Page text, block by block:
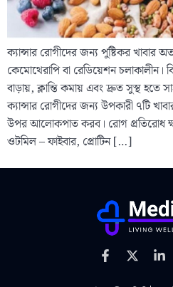
ক্যান্সার রোগীদের জন্য পুষ্টিকর খাবার
কেমোথেরাপি বা রেডিয়েশন চলাকালীন।
বাড়ায়, ক্লান্তি কমায় এবং দ্রুত সুস্থ হতে
ক্যান্সার রোগীদের জন্য উপকারী ৭টি
উপর আলোকপাত করব। রোগ প্রতিরোধ
ওটমিল – ফাইবার, প্রোটিন […]